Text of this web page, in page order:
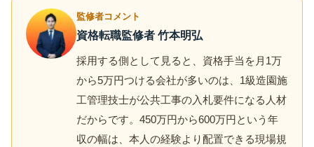
監修者コメント
資格転職監修者 竹本明弘
採用する側として見ると、資格手当を月1万
から5万円つける会社が多いのは、1級造園施
工管理技士が公共工事の入札要件になる人材
だからです。450万円から600万円という年
収の幅は、本人の経験より配置できる現場規